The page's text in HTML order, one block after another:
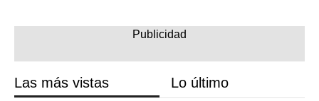
Las más vistas Lo último